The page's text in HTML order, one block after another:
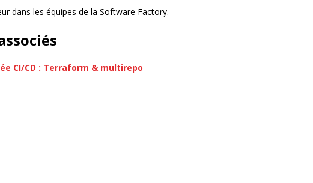
dans les équipes de la Software Factory.
CI/CD : Terraform & multirepo